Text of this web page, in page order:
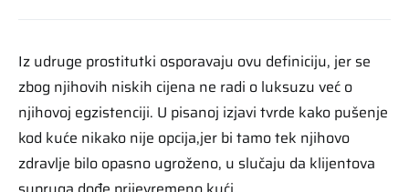
Iz udruge prostitutki osporavaju ovu definiciju, jer se
zbog njihovih niskih cijena ne radi o luksuzu već o
njihovoj egzistenciji. U pisanoj izjavi tvrde kako pušenje
kod kuće nikako nije opcija,jer bi tamo tek njihovo
zdravlje bilo opasno ugroženo, u slučaju da klijentova